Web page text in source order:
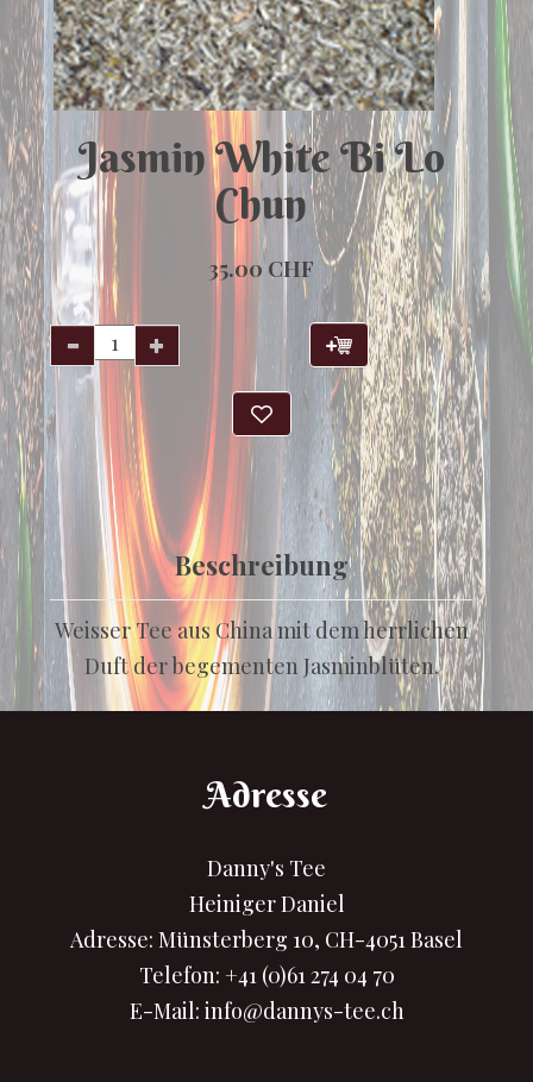
Jasmin White Bi Lo
Chun
35.00 CHF
Beschreibung
Weisser Tee aus China mit dem herrlichen
Duft der begementen Jasminblüten.
Adresse
Danny's Tee
Heiniger Daniel
Adresse: Münsterberg 10, CH-4051 Basel
Telefon: +41 (0)61 274 04 70
E-Mail: info@dannys-tee.ch